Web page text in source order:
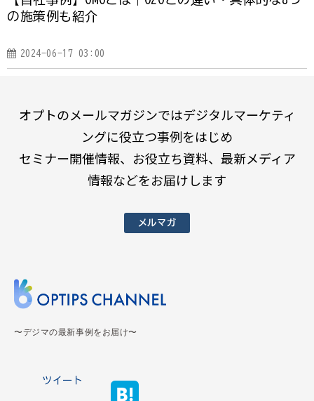
の施策例も紹介
2024-06-17 03:00
オプトのメールマガジンではデジタルマーケティ
ングに役立つ事例をはじめ
セミナー開催情報、お役立ち資料、最新メディア
情報などをお届けします
メルマガ
〜デジマの最新事例をお届け〜
ツイート